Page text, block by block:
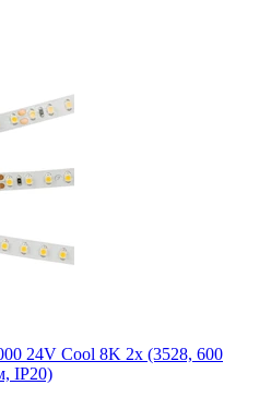
24V Cool 8K 2x (3528, 600
IP20)